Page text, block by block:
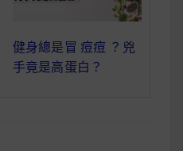
健身總是冒 痘痘 ？兇
手竟是高蛋白？